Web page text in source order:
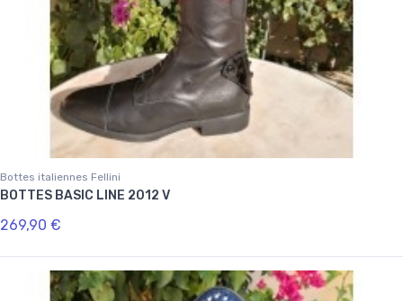
Bottes italiennes Fellini
BOTTES BASIC LINE 2012 V
269,90 €